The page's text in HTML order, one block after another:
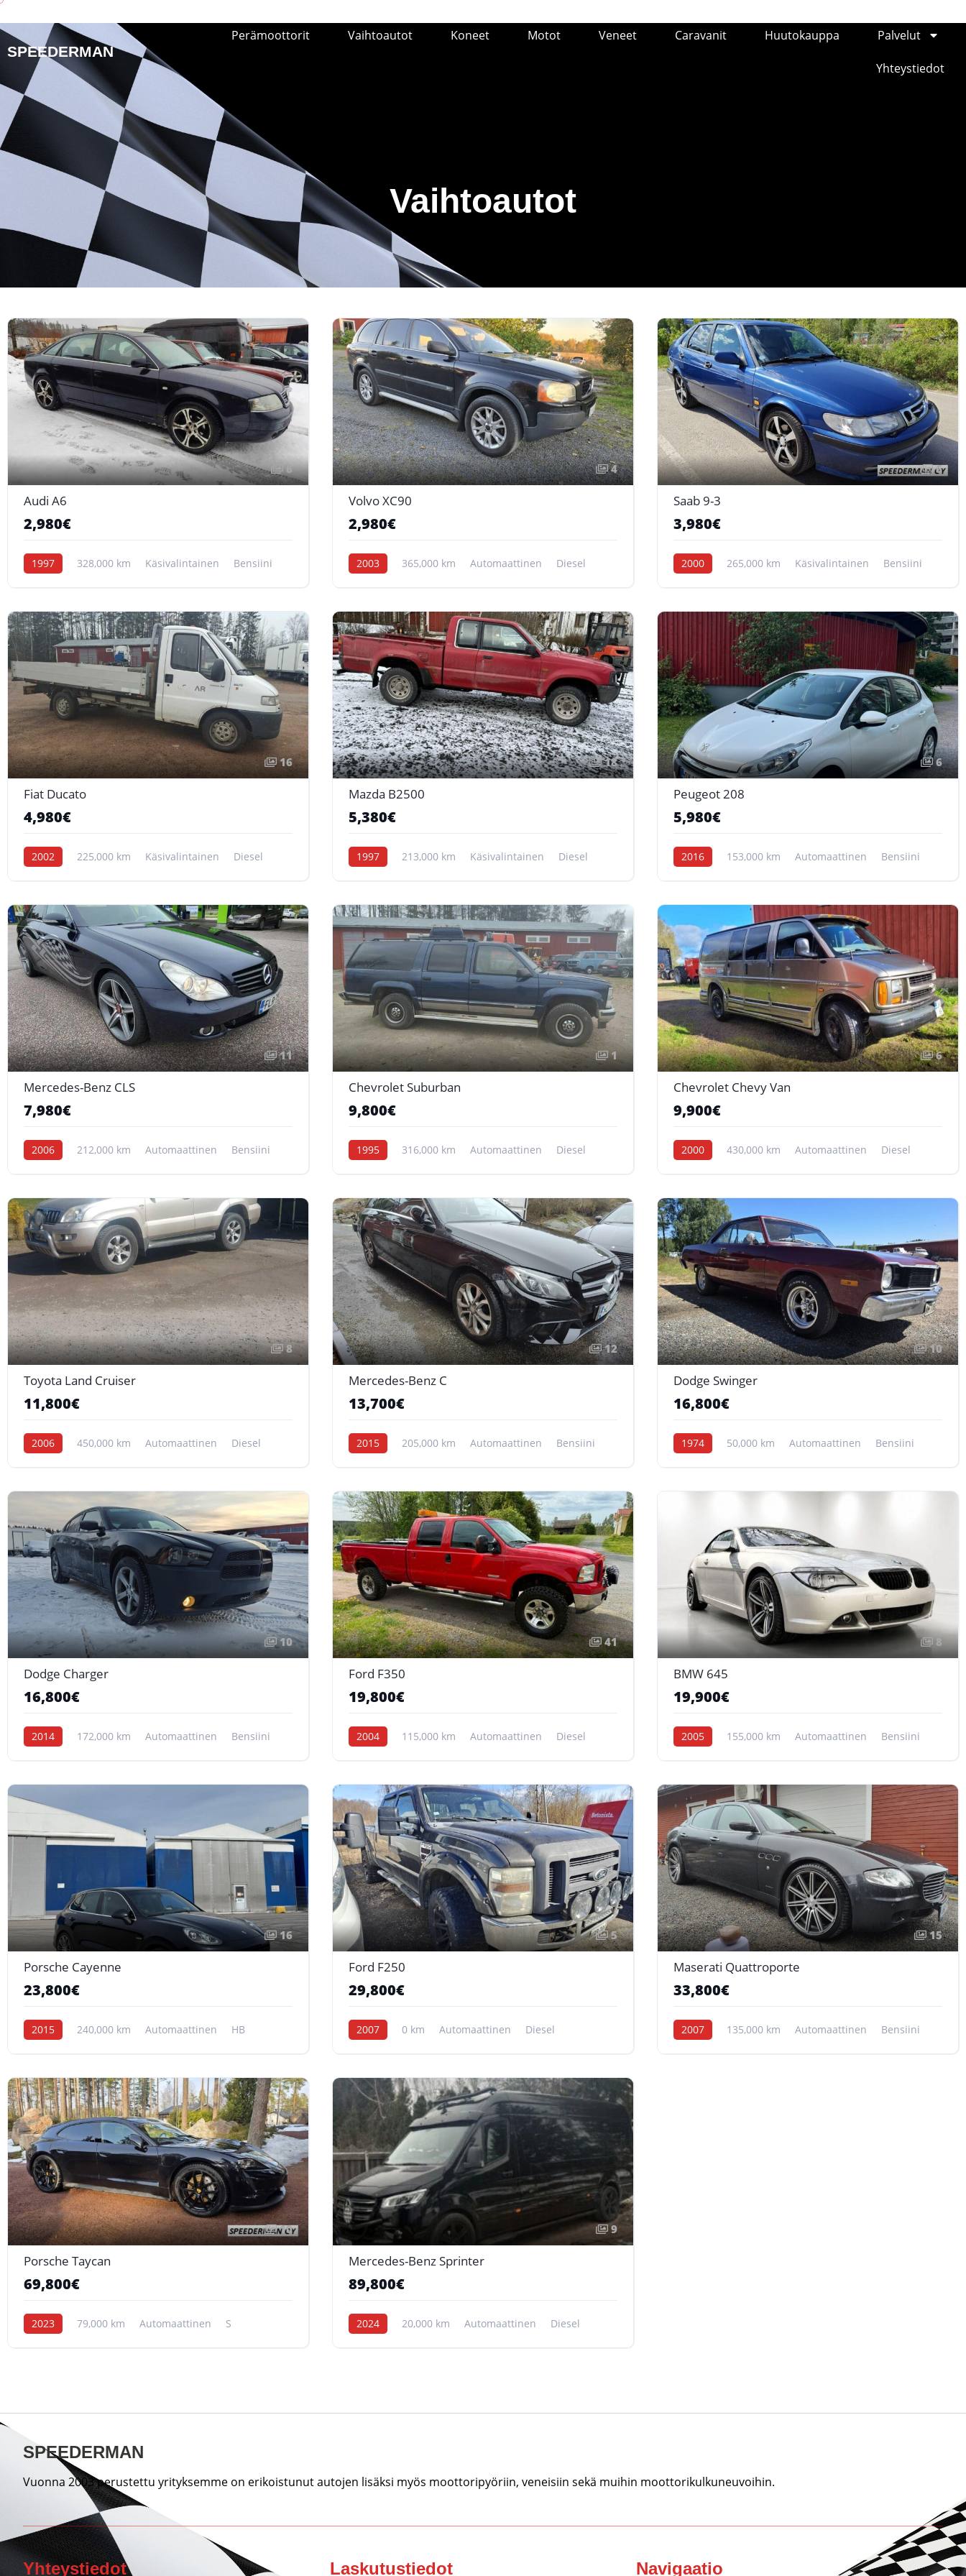
SPEEDERMAN
Perämoottorit Vaihtoautot Koneet Motot Veneet Caravanit Huutokauppa Palvelut
Yhteystiedot
Vaihtoautot
6
Audi A6
2,980€
1997 328,000 km Käsivalintainen Bensiini
4
Volvo XC90
2,980€
2003 365,000 km Automaattinen Diesel
6
Saab 9-3
3,980€
2000 265,000 km Käsivalintainen Bensiini
16
Fiat Ducato
4,980€
2002 225,000 km Käsivalintainen Diesel
18
Mazda B2500
5,380€
1997 213,000 km Käsivalintainen Diesel
6
Peugeot 208
5,980€
2016 153,000 km Automaattinen Bensiini
11
Mercedes-Benz CLS
7,980€
2006 212,000 km Automaattinen Bensiini
1
Chevrolet Suburban
9,800€
1995 316,000 km Automaattinen Diesel
6
Chevrolet Chevy Van
9,900€
2000 430,000 km Automaattinen Diesel
8
Toyota Land Cruiser
11,800€
2006 450,000 km Automaattinen Diesel
12
Mercedes-Benz C
13,700€
2015 205,000 km Automaattinen Bensiini
10
Dodge Swinger
16,800€
1974 50,000 km Automaattinen Bensiini
10
Dodge Charger
16,800€
2014 172,000 km Automaattinen Bensiini
41
Ford F350
19,800€
2004 115,000 km Automaattinen Diesel
8
BMW 645
19,900€
2005 155,000 km Automaattinen Bensiini
16
Porsche Cayenne
23,800€
2015 240,000 km Automaattinen HB
5
Ford F250
29,800€
2007 0 km Automaattinen Diesel
15
Maserati Quattroporte
33,800€
2007 135,000 km Automaattinen Bensiini
10
Porsche Taycan
69,800€
2023 79,000 km Automaattinen S
9
Mercedes-Benz Sprinter
89,800€
2024 20,000 km Automaattinen Diesel
SPEEDERMAN
Vuonna 2003 perustettu yrityksemme on erikoistunut autojen lisäksi myös moottoripyöriin, veneisiin sekä muihin moottorikulkuneuvoihin.
Yhteystiedot Laskutustiedot Navigaatio